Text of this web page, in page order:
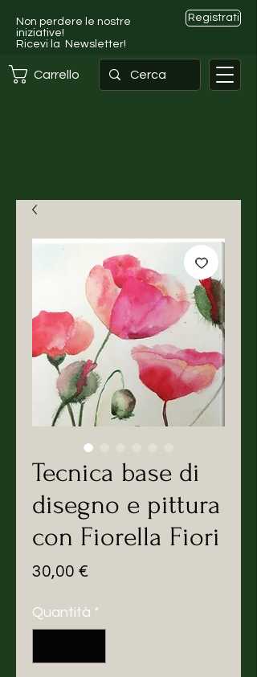
Non perdere le nostre
iniziative!
Ricevi la Newsletter!
Registrati
Carrello
Tecnica base di
disegno e pittura
con Fiorella Fiori
30,00 €
Quantità *